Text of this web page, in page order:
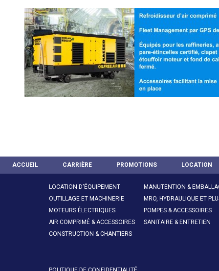
ACCUEIL CARRIÈRE PROMOTIONS LOCATION
LOCATION D'ÉQUIPEMENT
OUTILLAGE ET MACHINERIE
MOTEURS ÉLECTRIQUES
AIR COMPRIMÉ & ACCESSOIRES
CONSTRUCTION & CHANTIERS
MANUTENTION &
MRO, HYDRAULIQUE ET
POMPES & ACCESSOIRES
SANITAIRE & ENTRETIEN